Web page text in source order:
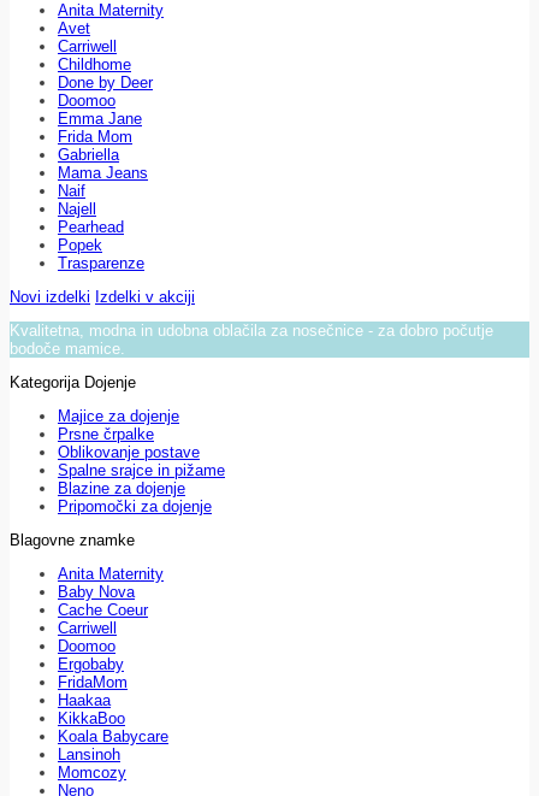
Anita Maternity
Avet
Carriwell
Childhome
Done by Deer
Doomoo
Emma Jane
Frida Mom
Gabriella
Mama Jeans
Naif
Najell
Pearhead
Popek
Trasparenze
Novi izdelki Izdelki v akciji
Kvalitetna, modna in udobna oblačila za nosečnice - za dobro počutje
bodoče mamice.
Kategorija Dojenje
Majice za dojenje
Prsne črpalke
Oblikovanje postave
Spalne srajce in pižame
Blazine za dojenje
Pripomočki za dojenje
Blagovne znamke
Anita Maternity
Baby Nova
Cache Coeur
Carriwell
Doomoo
Ergobaby
FridaMom
Haakaa
KikkaBoo
Koala Babycare
Lansinoh
Momcozy
Neno